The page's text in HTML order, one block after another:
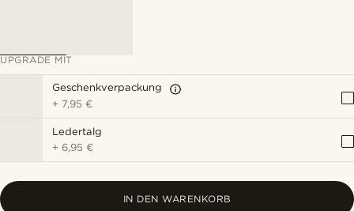
UPGRADE MIT
Geschenkverpackung
+ 7,95 €
Ledertalg
+6,95 €
IN DEN WARENKORB